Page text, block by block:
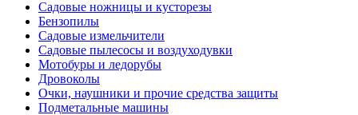
Садовые ножницы и кусторезы
Бензопилы
Садовые измельчители
Садовые пылесосы и воздуходувки
Мотобуры и ледорубы
Дровоколы
Очки, наушники и прочие средства защиты
Подметальные машины